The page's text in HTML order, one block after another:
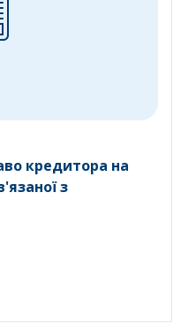
кредитора на
з